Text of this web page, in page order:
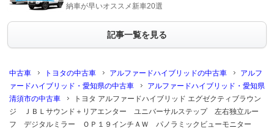
納車が早いオススメ新車20選
記事一覧を見る
中古車 トヨタの中古車 アルファードハイブリッドの中古車
アルフ
ァードハイブリッド・愛知県の中古車
アルファードハイブリッド・愛知県
清須市の中古車
トヨタ アルファードハイブリッド エグゼクティブラウン
ジ ＪＢＬサウンド＋リアエンター ユニバーサルステップ 左右独立ルー
フ デジタルミラー ＯＰ１９インチＡＷ パノラミックビューモニター